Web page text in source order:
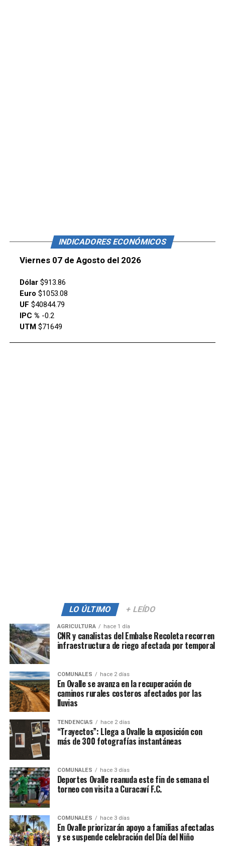
INDICADORES ECONÓMICOS
Viernes 07 de Agosto del 2026
Dólar$913.86
Euro $1053.08
UF $40844.79
IPC % -0.2
UTM $71649
LO ÚLTIMO + LEÍDO
AGRICULTURA hace 1 día
CNR y canalistas del Embalse Recoleta recorren
infraestructura de riego afectada por temporal
COMUNALES hace 2 días
En Ovalle se avanza en la recuperación de
caminos rurales costeros afectados por las
lluvias
TENDENCIAS hace 2 días
“Trayectos”: Llega a Ovalle la exposición con
más de 300 fotografías instantáneas
COMUNALES hace 3 días
Deportes Ovalle reanuda este fin de semana el
torneo con visita a Curacaví F.C.
COMUNALES hace 3 días
En Ovalle priorizarán apoyo a familias afectadas
y se suspende celebración del Día del Niño